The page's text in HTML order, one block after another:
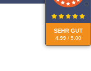
SEHR GUT
4.99 / 5.00